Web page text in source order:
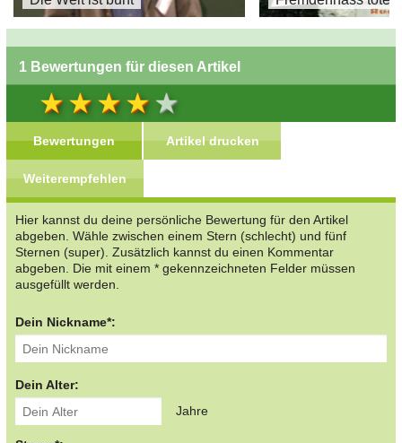
1 Bewertungen für diesen Artikel
Bewertungen Artikel drucken
Weiterempfehlen
Hier kannst du deine persönliche Bewertung für den Artikel
abgeben. Wähle zwischen einem Stern (schlecht) und fünf
Sternen (super). Zusätzlich kannst du einen Kommentar
abgeben. Die mit einem * gekennzeichneten Felder müssen
ausgefüllt werden.
Dein Nickname*:
Dein Alter:
Jahre